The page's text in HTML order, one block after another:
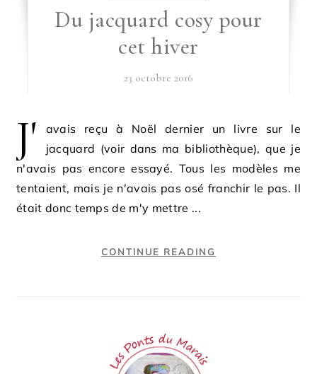
Du jacquard cosy pour
cet hiver
23 octobre 2016
J'
avais reçu à Noël dernier un livre sur le
jacquard (voir dans ma bibliothèque), que je
n'avais pas encore essayé. Tous les modèles me
tentaient, mais je n'avais pas osé franchir le pas. Il
était donc temps de m'y mettre ...
CONTINUE READING